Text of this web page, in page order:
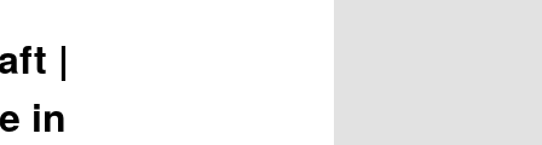
|
in